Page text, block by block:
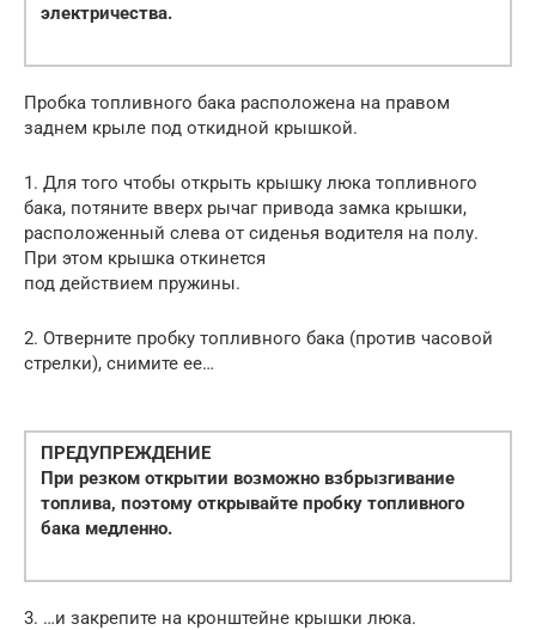
электричества.
Пробка топливного бака расположена на правом
заднем крыле под откидной крышкой.
1. Для того чтобы открыть крышку люка топливного
бака, потяните вверх рычаг привода замка крышки,
расположенный слева от сиденья водителя на полу.
При этом крышка откинется
под действием пружины.
2. Отверните пробку топливного бака (против часовой
стрелки), снимите ее…
ПРЕДУПРЕЖДЕНИЕ
При резком открытии возможно взбрызгивание
топлива, поэтому открывайте пробку топливного
бака медленно.
3. …и закрепите на кронштейне крышки люка.